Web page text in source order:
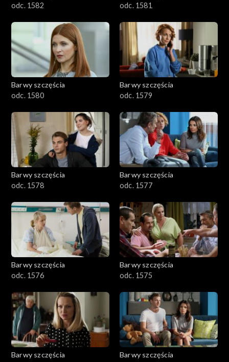
odc. 1582
odc. 1581
Barwy szczęścia
odc. 1580
Barwy szczęścia
odc. 1579
Barwy szczęścia
odc. 1578
Barwy szczęścia
odc. 1577
Barwy szczęścia
odc. 1576
Barwy szczęścia
odc. 1575
Barwy szczęścia
Barwy szczęścia